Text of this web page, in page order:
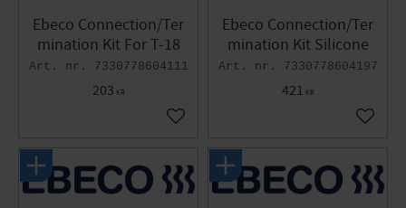
Ebeco Connection/Ter
mination Kit For T-18
7330778604111
203 KR
Add to favorites
Ebeco Connection/Ter
mination Kit Silicone
7330778604197
421 KR
Add